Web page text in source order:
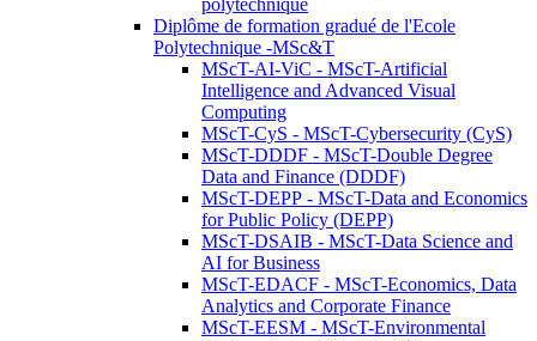
polytechnique
Diplôme de formation gradué de l'Ecole
Polytechnique -MSc&T
MScT-AI-ViC - MScT-Artificial
Intelligence and Advanced Visual
Computing
MScT-CyS - MScT-Cybersecurity (CyS)
MScT-DDDF - MScT-Double Degree
Data and Finance (DDDF)
MScT-DEPP - MScT-Data and Economics
for Public Policy (DEPP)
MScT-DSAIB - MScT-Data Science and
AI for Business
MScT-EDACF - MScT-Economics, Data
Analytics and Corporate Finance
MScT-EESM - MScT-Environmental